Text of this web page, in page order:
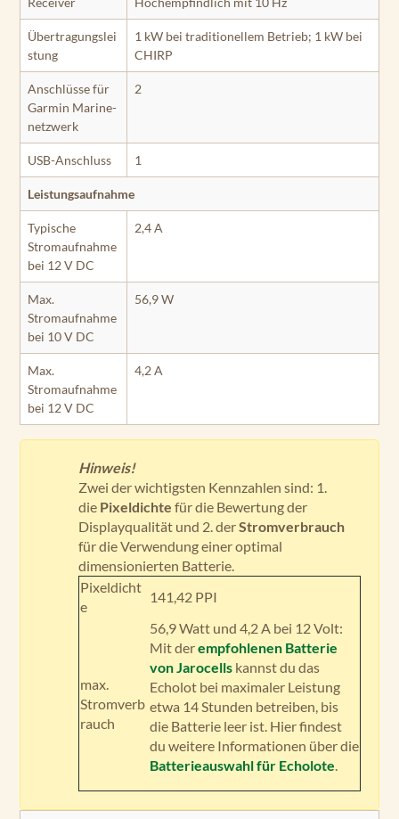
Übertragungslei
stung
1 kW bei traditionellem Betrieb; 1 kW bei
CHIRP
Anschlüsse für
Garmin Marine­
netzwerk
2
USB-Anschluss 1
Leistungsaufnahme
Typische
Stromaufnahme
bei 12 V DC
2,4 A
Max.
Stromaufnahme
bei 10 V DC
56,9 W
Max.
Stromaufnahme
bei 12 V DC
4,2 A
Hinweis!
Zwei der wichtigsten Kennzahlen sind: 1.
die Pixeldichte für die Bewertung der
Displayqualität und 2. derStromverbrauch
für die Verwendung einer optimal
dimensionierten Batterie.
Pixeldicht
e
141,42 PPI
max.
Stromverb
rauch
56,9 Watt und 4,2 A bei 12 Volt:
Mit derempfohlenen Batterie
von Jarocells kannst du das
Echolot bei maximaler Leistung
etwa 14 Stunden betreiben, bis
die Batterie leer ist. Hier findest
du weitere Informationen über die
Batterieauswahl für Echolote